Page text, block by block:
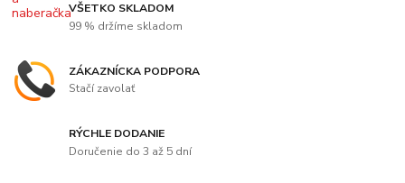
VŠETKO SKLADOM
99 % držíme skladom
ZÁKAZNÍCKA PODPORA
Stačí zavolať
RÝCHLE DODANIE
Doručenie do 3 až 5 dní